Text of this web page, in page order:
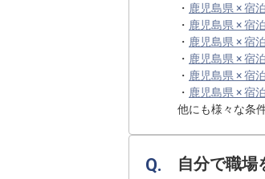
・ 鹿児島県 × 宿
・ 鹿児島県 × 宿
・ 鹿児島県 × 宿
・ 鹿児島県 × 宿
・ 鹿児島県 × 宿
・ 鹿児島県 × 宿
他にも様々な条
自分で職場